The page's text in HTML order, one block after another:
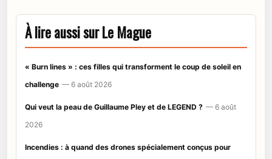
À lire aussi sur Le Mague
« Burn lines » : ces filles qui transforment le coup de soleil en
challenge — 6 août 2026
Qui veut la peau de Guillaume Pley et de LEGEND ? — 6 août
2026
Incendies : à quand des drones spécialement conçus pour